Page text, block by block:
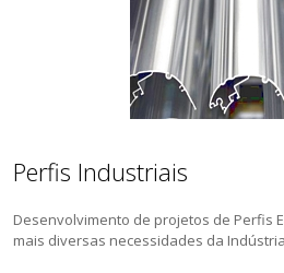
Perfis Industriais
Desenvolvimento de projetos de Perfis
mais diversas necessidades da